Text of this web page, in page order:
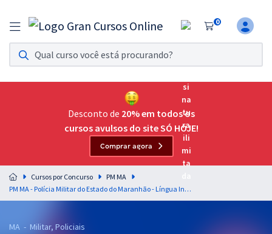
0
Assinatura Ilimitada 11
Acesso a todos os cursos. Teste grátis por 7 dias!
Assinatura OAB Até Passar
Acesso ilimitado a toda preparação para o Exame da
Residências Multiprofissionais
Preparação completa e intensiva para as principais
residências em saúde do Brasil
Desconto de 20% em todos os
cursos avulsos do site SÓ HOJE!
Comprar agora
Cursos por Concurso
PM MA
PM MA - Polícia Militar do Estado do Maranhão - Língua Inglesa para o Cargo de Oficial - Professor: Roberto Witte (Pós-Edital)
MA - Militar, Policiais